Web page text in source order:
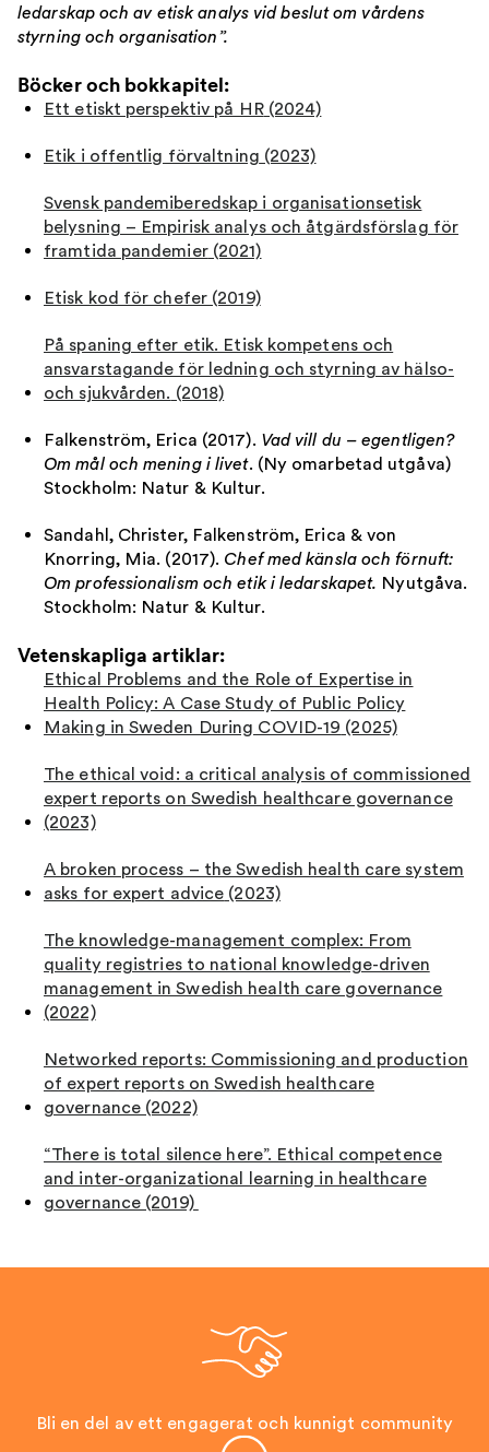
ledarskap och av etisk analys vid beslut om vårdens
styrning och organisation”.
Böcker och bokkapitel:
Ett etiskt perspektiv på HR(2024)
Etik i offentlig förvaltning (2023)
Svensk pandemiberedskap i organisationsetisk
belysning – Empirisk analys och åtgärdsförslag för
framtida pandemier(2021)
Etisk kod för chefer (2019)
På spaning efter etik. Etisk kompetens och
ansvarstagande för ledning och styrning av hälso-
och sjukvården. (2018)
Falkenström, Erica (2017). Vad vill du – egentligen?
Om mål och mening i livet. (Ny omarbetad utgåva)
Stockholm: Natur & Kultur.
Sandahl, Christer, Falkenström, Erica & von
Knorring, Mia. (2017). Chef med känsla och förnuft:
Om professionalism och etik i ledarskapet. Nyutgåva.
Stockholm: Natur & Kultur.
Vetenskapliga artiklar:
Ethical Problems and the Role of Expertise in
Health Policy: A Case Study of Public Policy
Making in Sweden During COVID-19 (2025)
The ethical void: a critical analysis of commissioned
expert reports on Swedish healthcare governance
(2023)
A broken process – the Swedish health care system
asks for expert advice (2023)
The knowledge-management complex: From
quality registries to national knowledge-driven
management in Swedish health care governance
(2022)
Networked reports: Commissioning and production
of expert reports on Swedish healthcare
governance (2022)
“There is total silence here”. Ethical competence
and inter-organizational learning in healthcare
governance (2019)
Bli en del av ett engagerat och kunnigt community